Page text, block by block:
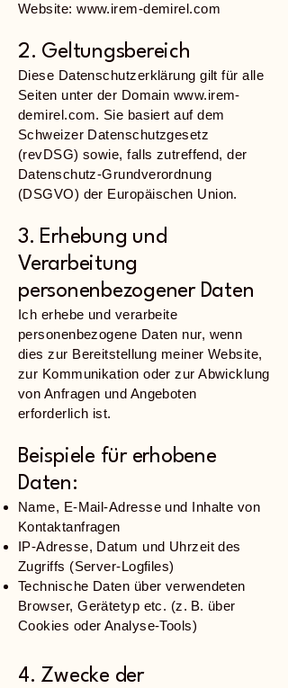
Website:www.irem-demirel.com
2. Geltungsbereich
Diese Datenschutzerklärung gilt für alle
Seiten unter der Domain www.irem-
demirel.com. Sie basiert auf dem
Schweizer Datenschutzgesetz
(revDSG) sowie, falls zutreffend, der
Datenschutz-Grundverordnung
(DSGVO) der Europäischen Union.
3. Erhebung und
Verarbeitung
personenbezogener Daten
Ich erhebe und verarbeite
personenbezogene Daten nur, wenn
dies zur Bereitstellung meiner Website,
zur Kommunikation oder zur Abwicklung
von Anfragen und Angeboten
erforderlich ist.
Beispiele für erhobene
Daten:
Name, E-Mail-Adresse und Inhalte von
Kontaktanfragen
IP-Adresse, Datum und Uhrzeit des
Zugriffs (Server-Logfiles)
Technische Daten über verwendeten
Browser, Gerätetyp etc. (z. B. über
Cookies oder Analyse-Tools)
4. Zwecke der